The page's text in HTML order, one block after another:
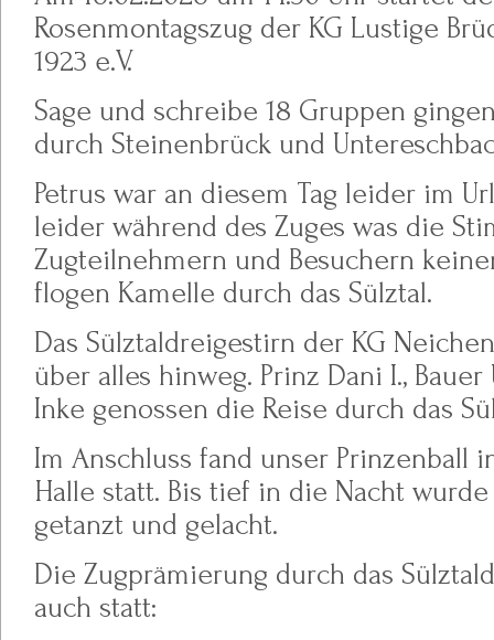
Rosenmontagszug der KG Lustige
1923 e.V.
Sage und schreibe 18 Gruppen
durch Steinenbrück und
Petrus war an diesem Tag leider im
leider während des Zuges was die
Zugteilnehmern und Besuchern
flogen Kamelle durch das Sülztal.
Das Sülztaldreigestirn der KG
über alles hinweg. Prinz Dani I.,
Inke genossen die Reise durch das
Im Anschluss fand unser Prinzenball
Halle statt. Bis tief in die Nacht wurde
getanzt und gelacht.
Die Zugprämierung durch das
auch statt: